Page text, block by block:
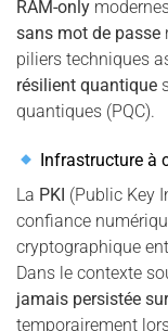
RAM-only
sans mot de passe
piliers techniques
résilient quantique
quantiques (PQC).
Infrastructure à
La PKI (Public Key
confiance
cryptographique
Dans le contexte
jamais persistée
temporairement